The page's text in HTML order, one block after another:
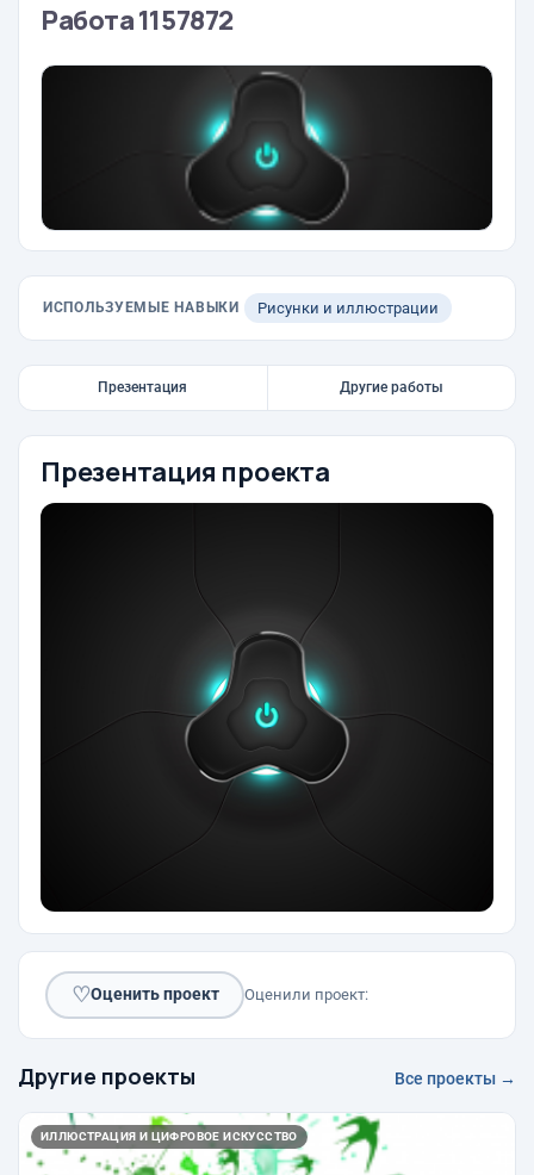
Работа 1157872
ИСПОЛЬЗУЕМЫЕ НАВЫКИ Рисунки и иллюстрации
Презентация Другие работы
Презентация проекта
♡Оценить проект Оценили проект:
Другие проекты Все проекты →
ИЛЛЮСТРАЦИЯ И ЦИФРОВОЕ ИСКУССТВО